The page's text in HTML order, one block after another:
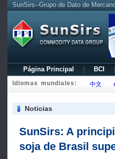
SunSirs--Grupo de Dato de
Página Principal BCI
Idiomas mundiales: 中文
Noticias
SunSirs: A
soja de Brasil